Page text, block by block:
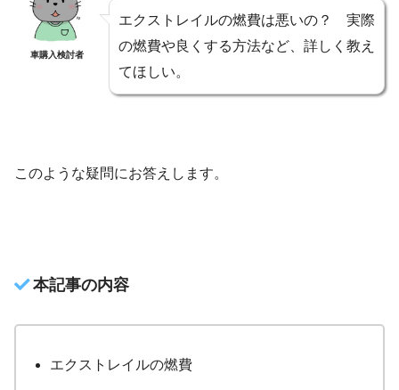
車購入検討者
エクストレイルの燃費は悪いの？ 実際
の燃費や良くする方法など、詳しく教え
てほしい。
このような疑問にお答えします。
本記事の内容
エクストレイルの燃費